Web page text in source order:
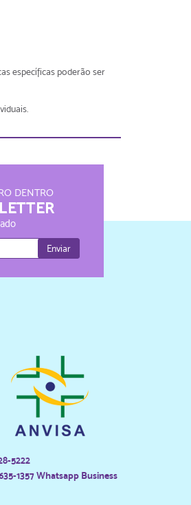
específicas poderão ser
DENTRO
Enviar
5222
1357 Whatsapp Business